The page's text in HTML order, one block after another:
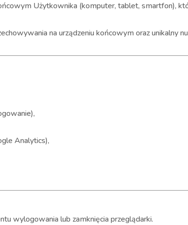
Użytkownika (komputer, tablet, smartfon),
na urządzeniu końcowym oraz unikalny
Analytics),
wylogowania lub zamknięcia przeglądarki.